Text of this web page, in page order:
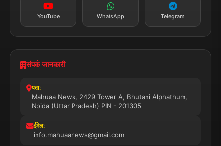
YouTube WhatsApp Telegram
संपर्क जानकारी
पता:
Mahuaa News, 2429 Tower A, Bhutani Alphathum,
Noida (Uttar Pradesh) PIN - 201305
ईमेल:
info.mahuaanews@gmail.com